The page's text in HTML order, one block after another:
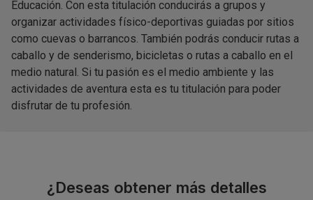
Educación. Con esta titulación conducirás a grupos y
organizar actividades físico-deportivas guiadas por sitios
como cuevas o barrancos. También podrás conducir rutas a
caballo y de senderismo, bicicletas o rutas a caballo en el
medio natural. Si tu pasión es el medio ambiente y las
actividades de aventura esta es tu titulación para poder
disfrutar de tu profesión.
¿Deseas obtener más detalles